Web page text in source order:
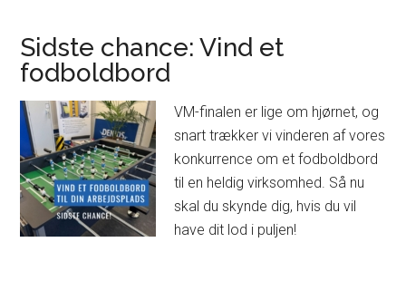
Sidste chance: Vind et
fodboldbord
VM-finalen er lige om hjørnet, og
snart trækker vi vinderen af vores
konkurrence om et fodboldbord
til en heldig virksomhed. Så nu
skal du skynde dig, hvis du vil
have dit lod i puljen!